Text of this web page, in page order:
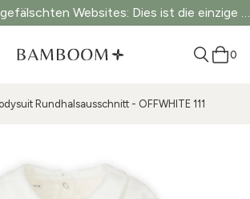
Hüten Sie sich vor gefälschten Websites: Dies ist die einzige offizielle Website.
0
Rundhalsausschnitt - OFFWHITE 111